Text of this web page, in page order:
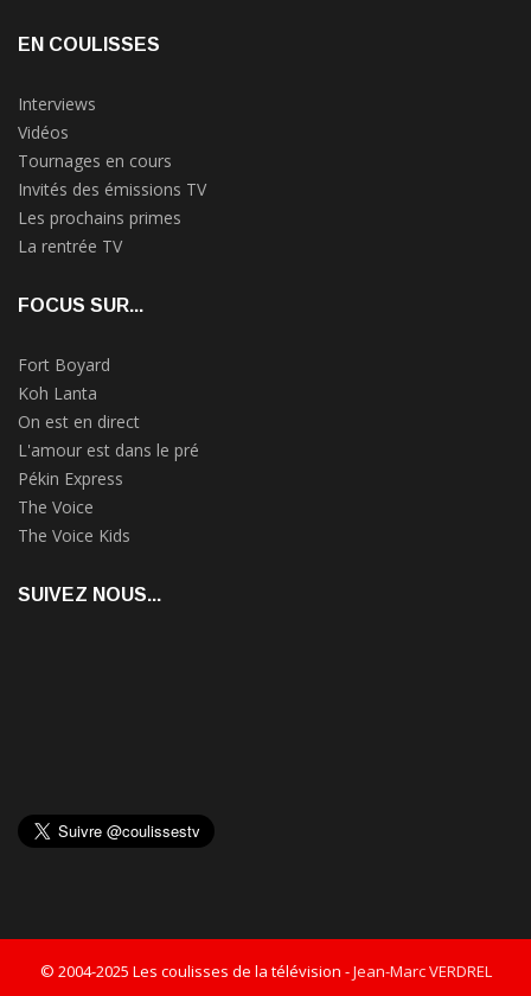
EN COULISSES
Interviews
Vidéos
Tournages en cours
Invités des émissions TV
Les prochains primes
La rentrée TV
FOCUS SUR...
Fort Boyard
Koh Lanta
On est en direct
L'amour est dans le pré
Pékin Express
The Voice
The Voice Kids
SUIVEZ NOUS...
© 2004-2025 Les coulisses de la télévision -Jean-Marc VERDREL